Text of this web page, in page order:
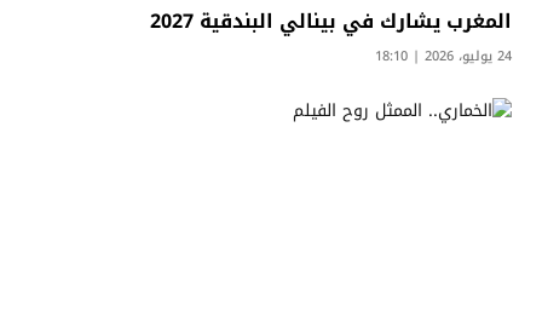
المغرب يشارك في بينالي البندقية 2027
24 يوليو، 2026 | 18:10